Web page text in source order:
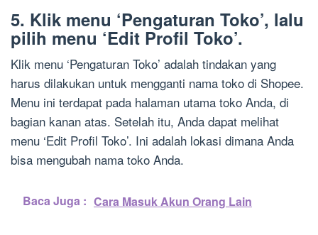
5. Klik menu ‘Pengaturan Toko’, lalu
pilih menu ‘Edit Profil Toko’.
Klik menu ‘Pengaturan Toko’ adalah tindakan yang
harus dilakukan untuk mengganti nama toko di Shopee.
Menu ini terdapat pada halaman utama toko Anda, di
bagian kanan atas. Setelah itu, Anda dapat melihat
menu ‘Edit Profil Toko’. Ini adalah lokasi dimana Anda
bisa mengubah nama toko Anda.
Baca Juga : Cara Masuk Akun Orang Lain